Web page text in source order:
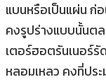
แบนหรือเป็นแผ่น ก่
คงรูปร่างแบบนั้นต
เตอร์ฮอตรันเนอร์
หลอมเหลว คงที่ปร